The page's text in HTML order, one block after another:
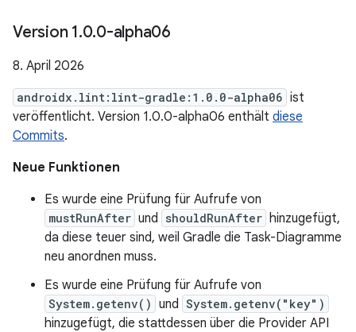
Version 1.0.0-alpha06
8. April 2026
androidx.lint:lint-gradle:1.0.0-alpha06 ist
veröffentlicht. Version 1.0.0-alpha06 enthält diese
Commits.
Neue Funktionen
Es wurde eine Prüfung für Aufrufe von
mustRunAfter und shouldRunAfter hinzugefügt,
da diese teuer sind, weil Gradle die Task-Diagramme
neu anordnen muss.
Es wurde eine Prüfung für Aufrufe von
System.getenv() und System.getenv("key")
hinzugefügt, die stattdessen über die Provider API